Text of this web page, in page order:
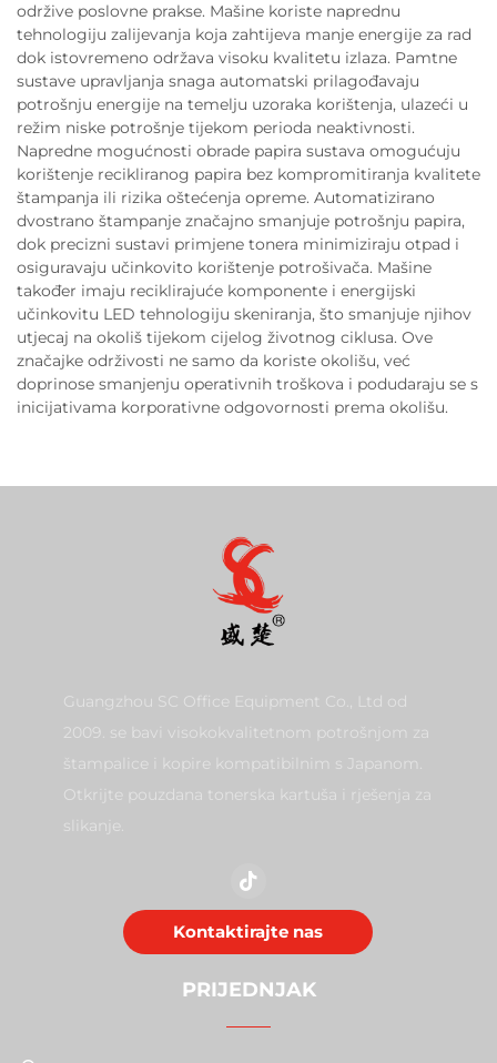
održive poslovne prakse. Mašine koriste naprednu
tehnologiju zalijevanja koja zahtijeva manje energije za rad
dok istovremeno održava visoku kvalitetu izlaza. Pamtne
sustave upravljanja snaga automatski prilagođavaju
potrošnju energije na temelju uzoraka korištenja, ulazeći u
režim niske potrošnje tijekom perioda neaktivnosti.
Napredne mogućnosti obrade papira sustava omogućuju
korištenje recikliranog papira bez kompromitiranja kvalitete
štampanja ili rizika oštećenja opreme. Automatizirano
dvostrano štampanje značajno smanjuje potrošnju papira,
dok precizni sustavi primjene tonera minimiziraju otpad i
osiguravaju učinkovito korištenje potrošivača. Mašine
također imaju reciklirajuće komponente i energijski
učinkovitu LED tehnologiju skeniranja, što smanjuje njihov
utjecaj na okoliš tijekom cijelog životnog ciklusa. Ove
značajke održivosti ne samo da koriste okolišu, već
doprinose smanjenju operativnih troškova i podudaraju se s
inicijativama korporativne odgovornosti prema okolišu.
Guangzhou SC Office Equipment Co., Ltd od
2009. se bavi visokokvalitetnom potrošnjom za
štampalice i kopire kompatibilnim s Japanom.
Otkrijte pouzdana tonerska kartuša i rješenja za
slikanje.
Kontaktirajte nas
PRIJEDNJAK